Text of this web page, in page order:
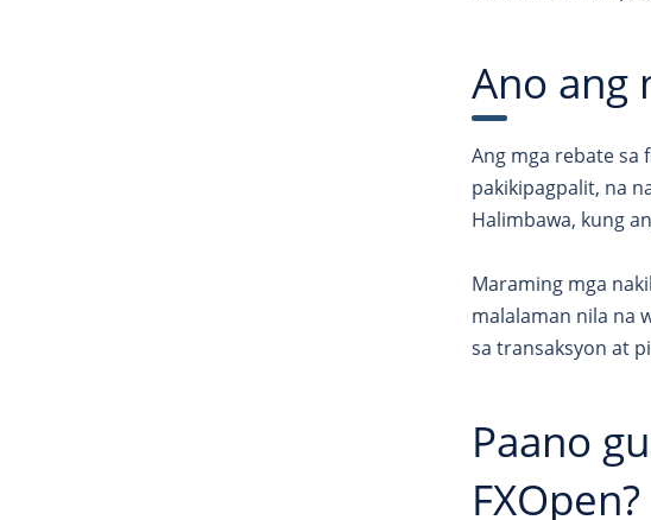
Ano ang
Ang mga rebate sa
pakikipagpalit, na
Halimbawa, kung
Maraming mga
malalaman nila na
sa transaksyon at
Paano
FXOpen?